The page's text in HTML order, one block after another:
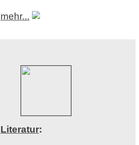
mehr...
Literatur: